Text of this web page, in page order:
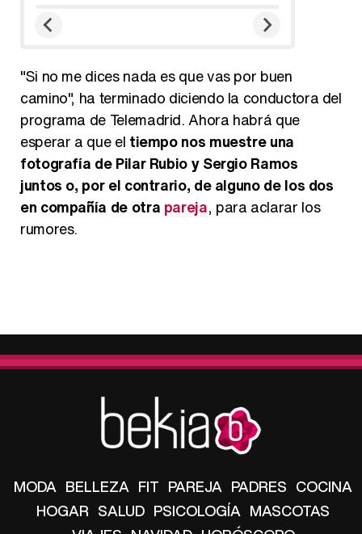
"Si no me dices nada es que vas por buen
camino", ha terminado diciendo la conductora del
programa de Telemadrid. Ahora habrá que
esperar a que el tiempo nos muestre una
fotografía de Pilar Rubio y Sergio Ramos
juntos o, por el contrario, de alguno de los dos
en compañía de otra pareja, para aclarar los
rumores.
MODA BELLEZA FIT PAREJA PADRES COCINA
HOGAR SALUD PSICOLOGÍA MASCOTAS